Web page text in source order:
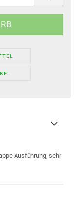
Ausführung, sehr